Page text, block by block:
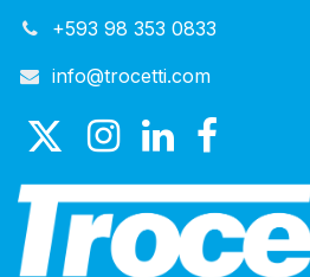
+593 98 353 0833
info@trocetti.com